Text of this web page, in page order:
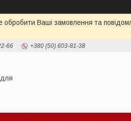
Ваші замовлення та
66 +380 (50) 603-81-38